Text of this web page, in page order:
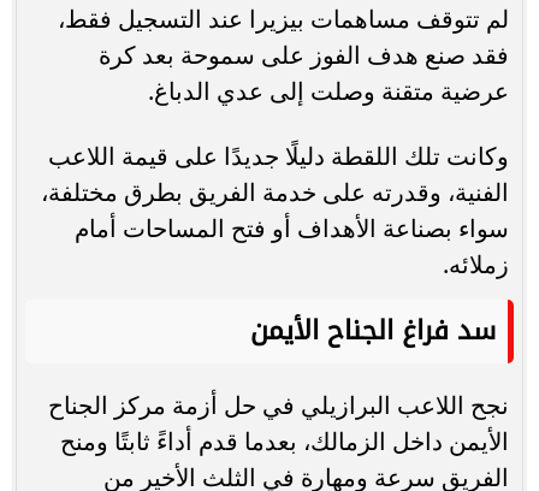
لم تتوقف مساهمات بيزيرا عند التسجيل فقط،
فقد صنع هدف الفوز على سموحة بعد كرة
عرضية متقنة وصلت إلى عدي الدباغ.
وكانت تلك اللقطة دليلًا جديدًا على قيمة اللاعب
الفنية، وقدرته على خدمة الفريق بطرق مختلفة،
سواء بصناعة الأهداف أو فتح المساحات أمام
زملائه.
سد فراغ الجناح الأيمن
نجح اللاعب البرازيلي في حل أزمة مركز الجناح
الأيمن داخل الزمالك، بعدما قدم أداءً ثابتًا ومنح
الفريق سرعة ومهارة في الثلث الأخير من